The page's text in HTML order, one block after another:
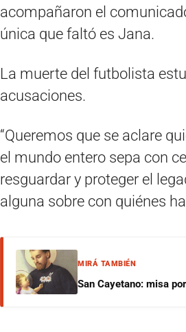
acompañaron el
única que faltó es Jana.
La muerte del futbolista
acusaciones.
“Queremos que se aclare
el mundo entero sepa con
resguardar y proteger el
alguna sobre con quiénes
MIRÁ TAMBIÉN
San Cayetano: misa